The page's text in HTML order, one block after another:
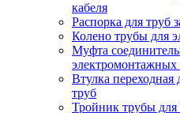
кабеля
Распорка для труб
Колено трубы для
Муфта
электромонтажных
Втулка
труб
Тройник трубы для